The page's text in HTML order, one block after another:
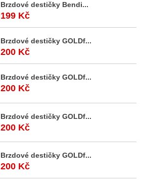
Brzdové destičky Bendi...
199 Kč
Brzdové destičky GOLDf...
200 Kč
Brzdové destičky GOLDf...
200 Kč
Brzdové destičky GOLDf...
200 Kč
Brzdové destičky GOLDf...
200 Kč